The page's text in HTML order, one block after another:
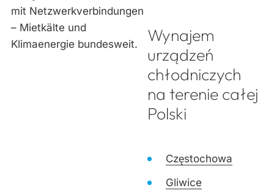
Wynajem
urządzeń
chłodniczych
na terenie całej
Polski
Częstochowa
Gliwice